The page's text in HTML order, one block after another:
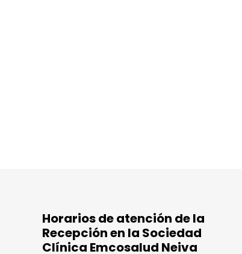
Horarios de atención de la
Recepción en la Sociedad
Clínica Emcosalud Neiva